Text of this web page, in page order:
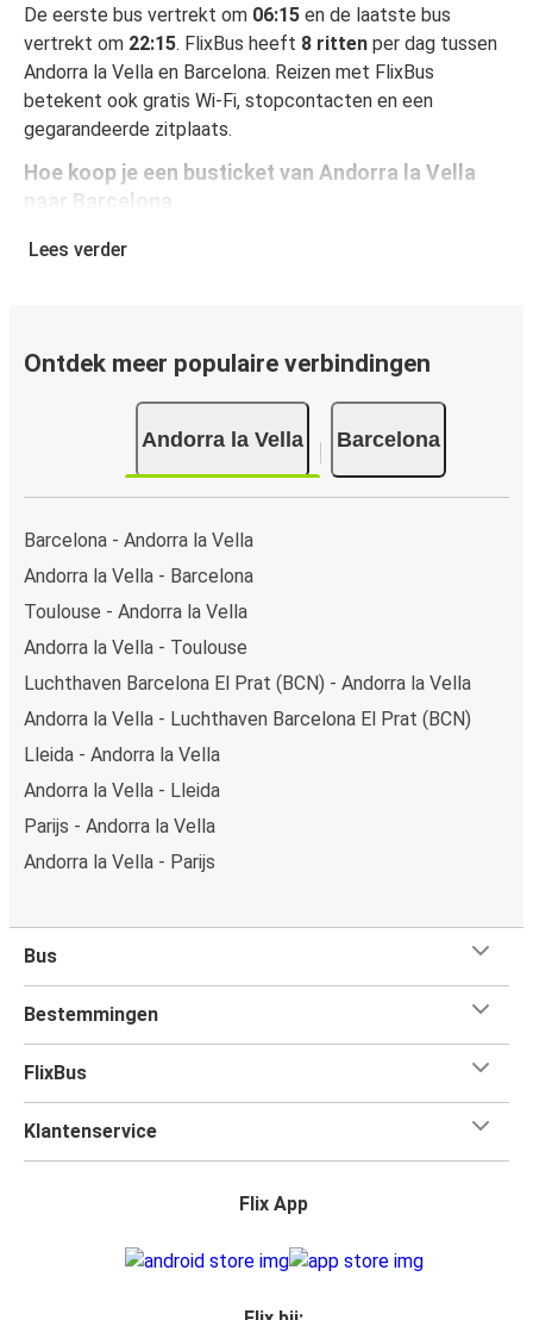
De eerste bus vertrekt om 06:15 en de laatste bus
vertrekt om 22:15. FlixBus heeft 8 ritten per dag tussen
Andorra la Vella en Barcelona. Reizen met FlixBus
betekent ook gratis Wi-Fi, stopcontacten en een
gegarandeerde zitplaats.
Hoe koop je een busticket van Andorra la Vella
naar Barcelona
Een busticket boeken is heel simpel: op onze website of
en Apple Pay. Je kunt ook contant betalen op sommige
Lees verder
Ontdek meer populaire verbindingen
Andorra la Vella Barcelona
Barcelona - Andorra la Vella
Andorra la Vella - Barcelona
Toulouse - Andorra la Vella
Andorra la Vella - Toulouse
Luchthaven Barcelona El Prat (BCN) - Andorra la Vella
Andorra la Vella - Luchthaven Barcelona El Prat (BCN)
Lleida - Andorra la Vella
Andorra la Vella - Lleida
Parijs - Andorra la Vella
Andorra la Vella - Parijs
Bus
Bestemmingen
FlixBus
Klantenservice
Flix App